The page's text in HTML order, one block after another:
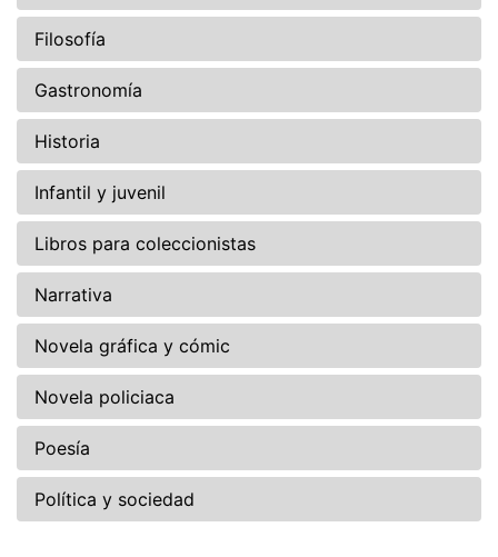
Filosofía
Gastronomía
Historia
Infantil y juvenil
Libros para coleccionistas
Narrativa
Novela gráfica y cómic
Novela policiaca
Poesía
Política y sociedad